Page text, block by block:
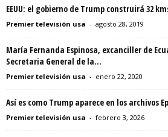
EEUU: el gobierno de Trump construirá 32
Premier televisión usa - agosto 28, 2019
María Fernanda Espinosa, excanciller de
Secretaria General de la...
Premier televisión usa - enero 22, 2020
Así es como Trump aparece en los archivos
Premier televisión usa - febrero 3, 2026